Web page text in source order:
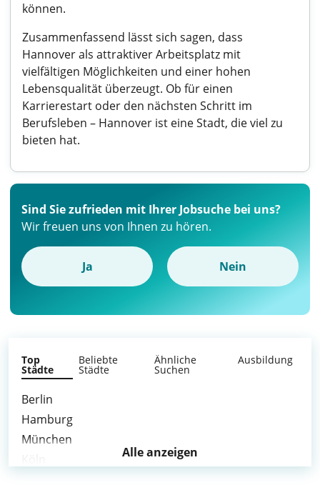
können.
Zusammenfassend lässt sich sagen, dass
Hannover als attraktiver Arbeitsplatz mit
vielfältigen Möglichkeiten und einer hohen
Lebensqualität überzeugt. Ob für einen
Karrierestart oder den nächsten Schritt im
Berufsleben – Hannover ist eine Stadt, die viel zu
bieten hat.
Sind Sie zufrieden mit Ihrer Jobsuche bei uns?
Wir freuen uns von Ihnen zu hören.
Ja Nein
Top
Städte
Beliebte
Städte
Ähnliche
Suchen
Ausbildung
Berlin
Hamburg
München
Alle anzeigen